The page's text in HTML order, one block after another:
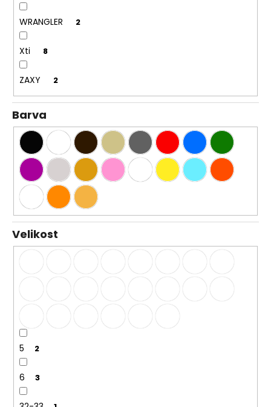
WRANGLER 2
Xti 8
ZAXY 2
Barva
Velikost
5 2
6 3